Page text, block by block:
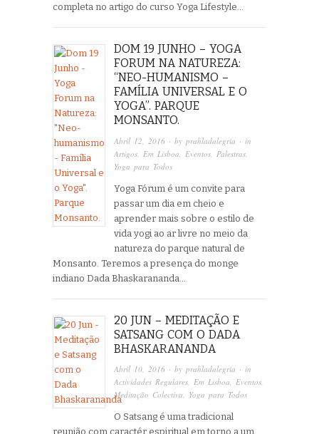
completa no artigo do curso Yoga Lifestyle…
DOM 19 JUNHO – YOGA
FORUM NA NATUREZA:
“NEO-HUMANISMO –
FAMÍLIA UNIVERSAL E O
YOGA”. PARQUE
MONSANTO.
Abril 12, 2016 · byprahladalegria · in
Artigos Em Lisboa Eventos Palestras
Yoga para Todos
Yoga Fórum é um convite para
passar um dia em cheio e
aprender mais sobre o estilo de
vida yogi ao ar livre no meio da
natureza do parque natural de
Monsanto. Teremos a presença do monge
indiano Dada Bhaskarananda…
20 JUN – MEDITAÇÃO E
SATSANG COM O DADA
BHASKARANANDA
Abril 10, 2016 · byprahladalegria · in
Actividades Regulares,Em Lisboa,Eventos,
Meditação Colectiva, Yoga para Todos
O Satsang é uma tradicional
reunião com caractér espiritual em torno a um